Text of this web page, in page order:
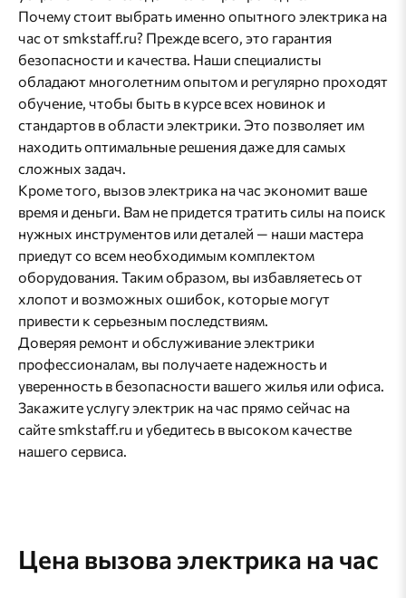
Почему стоит выбрать именно опытного электрика на
час от smkstaff.ru? Прежде всего, это гарантия
безопасности и качества. Наши специалисты
обладают многолетним опытом и регулярно проходят
обучение, чтобы быть в курсе всех новинок и
стандартов в области электрики. Это позволяет им
находить оптимальные решения даже для самых
сложных задач.
Кроме того, вызов электрика на час экономит ваше
время и деньги. Вам не придется тратить силы на поиск
нужных инструментов или деталей — наши мастера
приедут со всем необходимым комплектом
оборудования. Таким образом, вы избавляетесь от
хлопот и возможных ошибок, которые могут
привести к серьезным последствиям.
Доверяя ремонт и обслуживание электрики
профессионалам, вы получаете надежность и
уверенность в безопасности вашего жилья или офиса.
Закажите услугу электрик на час прямо сейчас на
сайте smkstaff.ru и убедитесь в высоком качестве
нашего сервиса.
Цена вызова электрика на час